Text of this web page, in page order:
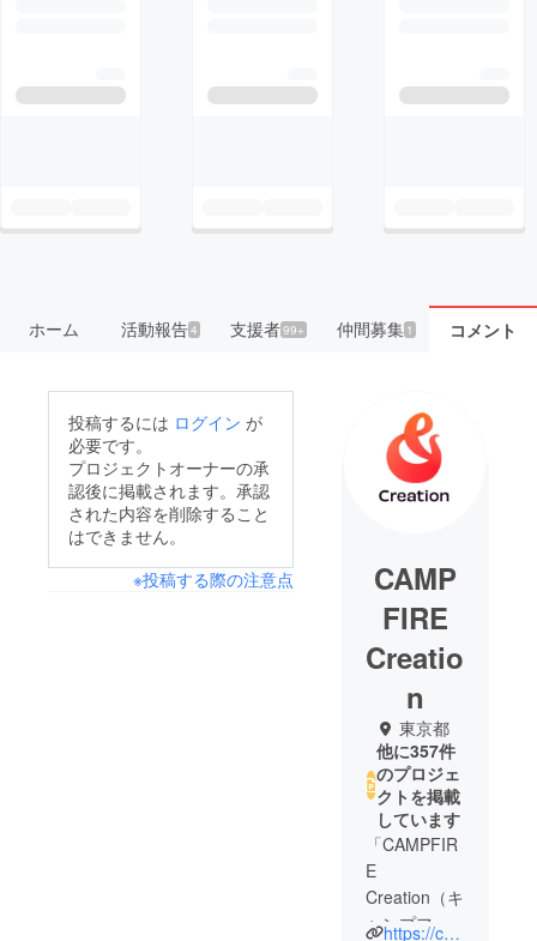
ホーム 活動報告4 支援者99+ 仲間募集 1 コメント
投稿するには ログイン が
必要です。
プロジェクトオーナーの承
認後に掲載されます。承認
された内容を削除すること
はできません。
※投稿する際の注意点
CAMP
FIRE
Creatio
n
東京都
他に357件
のプロジェ
クトを掲載
しています
「CAMPFIR
E
Creation（キ
ャンプファ https://camp-fire.jp/creation